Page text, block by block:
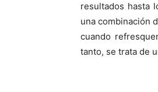
resultados hasta
una combinación
cuando
tanto, se trata de